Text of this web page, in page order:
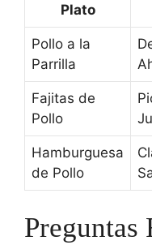
Plato
Pollo a la
Parrilla
Fajitas de
Pollo
Hamburguesa
de Pollo
Preguntas